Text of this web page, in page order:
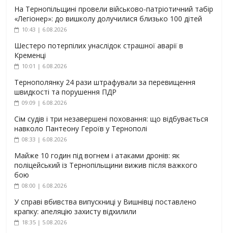
На Тернопільщині провели військово-патріотичний табір
«Легіонер»: до вишколу долучилися близько 100 дітей
10:43 | 6.08.2026
Шестеро потерпілих унаслідок страшної аварії в
Кременці
10:01 | 6.08.2026
Тернополянку 24 рази штрафували за перевищення
швидкості та порушення ПДР
09:09 | 6.08.2026
Сім судів і три незавершені поховання: що відбувається
навколо Пантеону Героїв у Тернополі
08:33 | 6.08.2026
Майже 10 годин під вогнем і атаками дронів: як
поліцейський із Тернопільщини вижив після важкого
бою
08:00 | 6.08.2026
У справі вбивства випускниці у Вишнівці поставлено
крапку: апеляцію захисту відхилили
18:35 | 5.08.2026